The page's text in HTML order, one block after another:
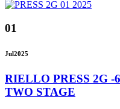
01
Jul2025
RIELLO PRESS 2G
TWO STAGE